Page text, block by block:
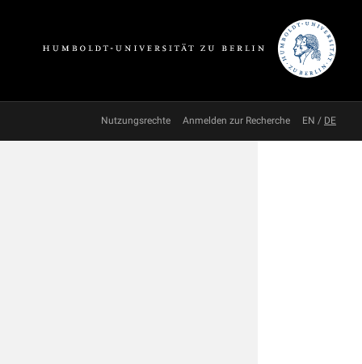
Nutzungsrechte Anmelden zur Recherche EN / DE